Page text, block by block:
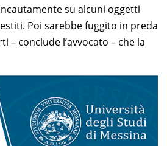
su alcuni oggetti
Poi sarebbe fuggito in preda
– conclude l’avvocato – che la